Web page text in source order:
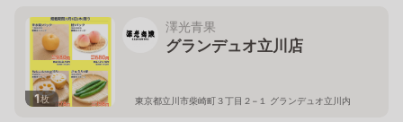
1枚
澤光青果
グランデュオ立川店
東京都立川市柴崎町３丁目２−１ グランデュオ立川内